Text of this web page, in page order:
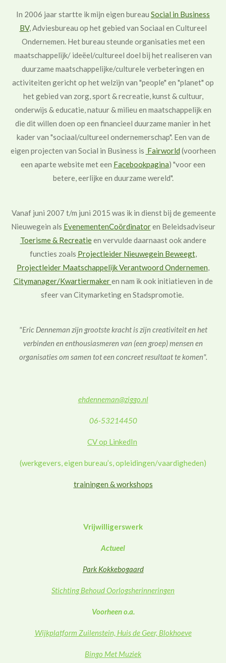
In 2006 jaar startte ik mijn eigen bureau Social in Business
BV, Adviesbureau op het gebied van Sociaal en Cultureel
Ondernemen. Het bureau steunde organisaties met een
maatschappelijk/ ideëel/cultureel doel bij het realiseren van
duurzame maatschappelijke/culturele verbeteringen en
activiteiten gericht op het welzijn van "people"​ en "planet"​ op
het gebied van zorg, sport & recreatie, kunst & cultuur,
onderwijs & educatie, natuur & milieu en maatschappelijk en
die dit willen doen op een financieel duurzame manier in het
kader van "sociaal/cultureel ondernemerschap"​. Een van de
eigen projecten van Social in Business is Fairworld (voorheen
een aparte website met een Facebookpagina) "voor een
betere, eerlijke en duurzame wereld"​.
Vanaf juni 2007 t/m juni 2015 was ik in dienst bij de gemeente
Nieuwegein als EvenementenCoördinatoren Beleidsadviseur
Toerisme & Recreatieen vervulde daarnaast ook andere
functies zoals Projectleider Nieuwegein Beweegt,
Projectleider Maatschappelijk Verantwoord Ondernemen,
Citymanager/Kwartiermakeren nam ik ook initiatieven in de
sfeer van Citymarketing en Stadspromotie.
"Eric Denneman zijn grootste kracht is zijn creativiteit en het
verbinden en enthousiasmeren van (een groep) mensen en
organisaties om samen tot een concreet resultaat te komen".
ehdenneman@ziggo.nl
06-53214450
CV op LinkedIn
(werkgevers, eigen bureau’s, opleidingen/vaardigheden)
trainingen & workshops
Vrijwilligerswerk
Actueel
Park Kokkebogaard
Stichting Behoud Oorlogsherinneringen
Voorheen o.a.
Wijkplatform Zuilenstein, Huis de Geer, Blokhoeve
Bingo Met Muziek